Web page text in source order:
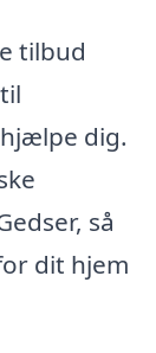
tilbud
dig.
så
dit hjem